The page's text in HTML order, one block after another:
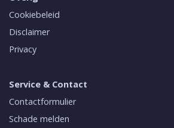
Cookiebeleid
Disclaimer
Privacy
Service & Contact
Contactformulier
Schade melden